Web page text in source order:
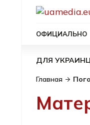
ОФИЦИАЛЬНО
ДЛЯ
Главная